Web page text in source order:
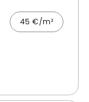
45 €/m²